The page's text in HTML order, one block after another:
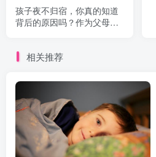
孩子夜不归宿，你真的知道
背后的原因吗？作为父母，
相关推荐